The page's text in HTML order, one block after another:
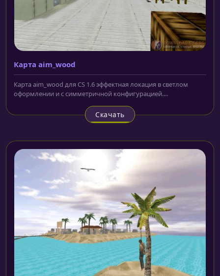
Карта aim_wood
Карта aim_wood для CS 1.6 эффектная локация в светлом
оформлении и с симметричной конфигурацией....
Скачать